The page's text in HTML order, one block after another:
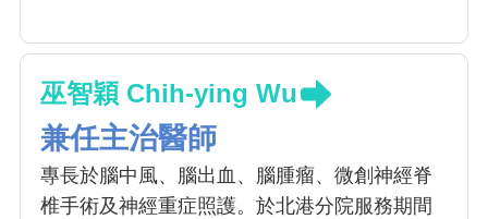
巫智穎 Chih-ying Wu
兼任主治醫師
專長於腦中風、腦出血、腦腫瘤、微創神經脊
椎手術及神經重症照護。於北港分院服務期間